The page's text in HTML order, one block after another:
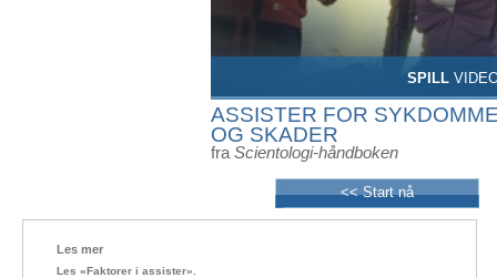
SPILL
ASSISTER FOR
OG SKADER
fra Scientologi-håndboken
<< Start nå
Les mer
Les «Faktorer i assister».